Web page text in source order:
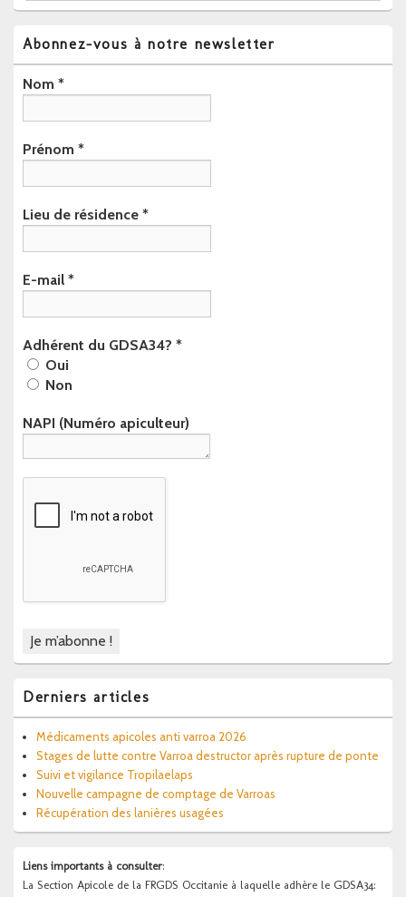
latérale
Abonnez-vous à notre newsletter
Nom *
Prénom *
Lieu de résidence *
E-mail *
Adhérent du GDSA34? *
Oui
Non
NAPI (Numéro apiculteur)
Derniers articles
Médicaments apicoles anti varroa 2026
Stages de lutte contre Varroa destructor après rupture de ponte
Suivi et vigilance Tropilaelaps
Nouvelle campagne de comptage de Varroas
Récupération des lanières usagées
Liens importants à consulter:
La Section Apicole de la FRGDS Occitanie à laquelle adhère le GDSA34: